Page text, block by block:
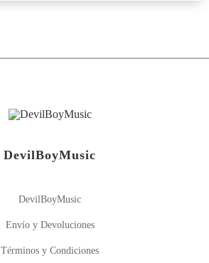
DevilBoyMusic
DevilBoyMusic
Envío y Devoluciones
Términos y Condiciones